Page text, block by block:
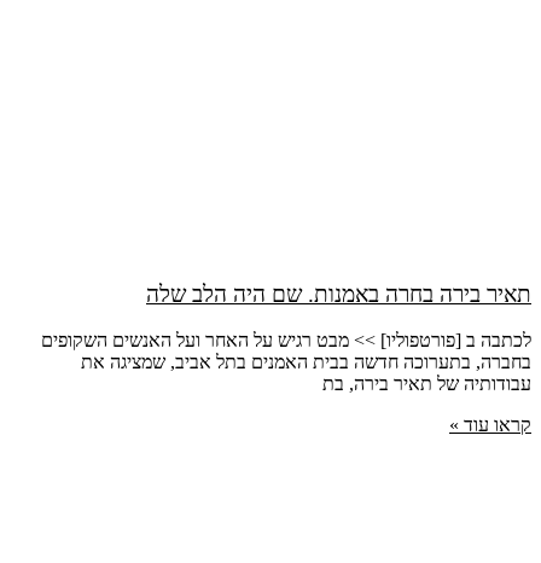
תאיר בירה בחרה באמנות. שם היה הלב שלה
לכתבה ב [פורטפוליו] >> מבט רגיש על האחר ועל האנשים השקופים
בחברה, בתערוכה חדשה בבית האמנים בתל אביב, שמציגה את
עבודותיה של תאיר בירה, בת
קראו עוד »